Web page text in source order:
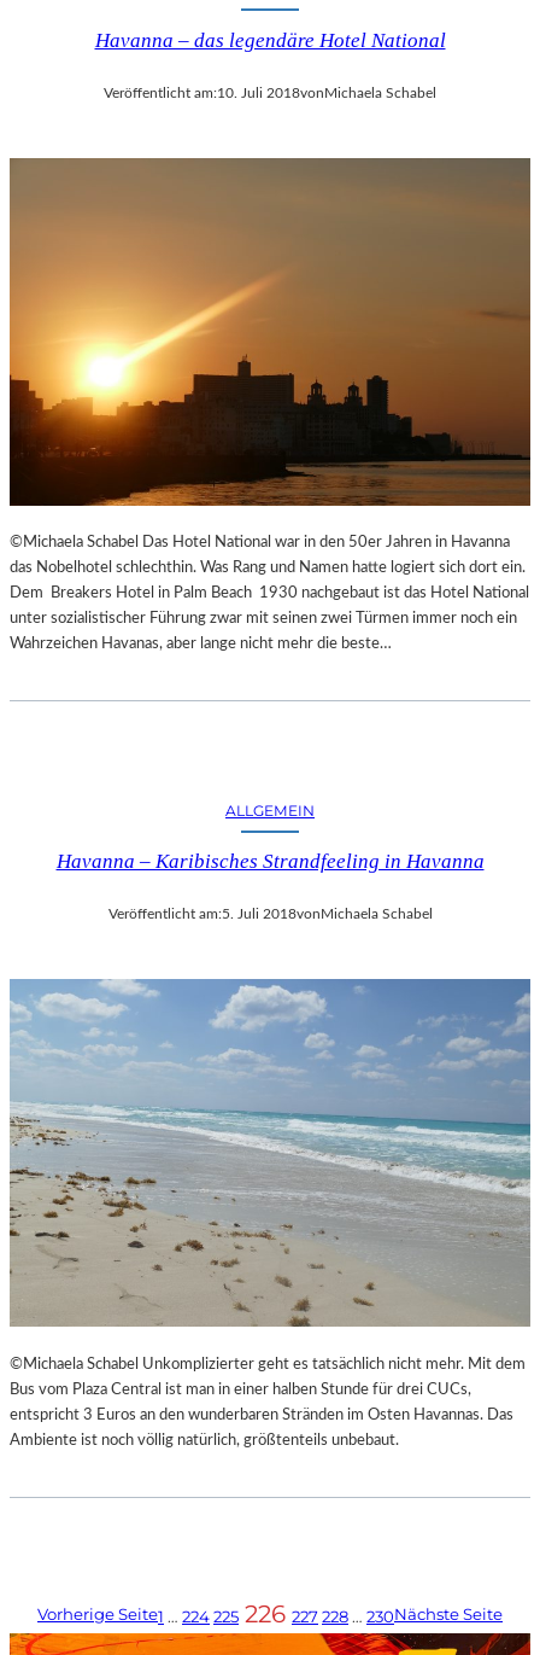
Havanna – das legendäre Hotel National
Veröffentlicht am:10. Juli 2018vonMichaela Schabel
©Michaela Schabel Das Hotel National war in den 50er Jahren in Havanna
das Nobelhotel schlechthin. Was Rang und Namen hatte logiert sich dort ein.
Dem Breakers Hotel in Palm Beach 1930 nachgebaut ist das Hotel National
unter sozialistischer Führung zwar mit seinen zwei Türmen immer noch ein
Wahrzeichen Havanas, aber lange nicht mehr die beste…
ALLGEMEIN
Havanna – Karibisches Strandfeeling in Havanna
Veröffentlicht am:5. Juli 2018von Michaela Schabel
©Michaela Schabel Unkomplizierter geht es tatsächlich nicht mehr. Mit dem
Bus vom Plaza Central ist man in einer halben Stunde für drei CUCs,
entspricht 3 Euros an den wunderbaren Stränden im Osten Havannas. Das
Ambiente ist noch völlig natürlich, größtenteils unbebaut.
Vorherige Seite1 … 224225 226 227228… 230Nächste Seite